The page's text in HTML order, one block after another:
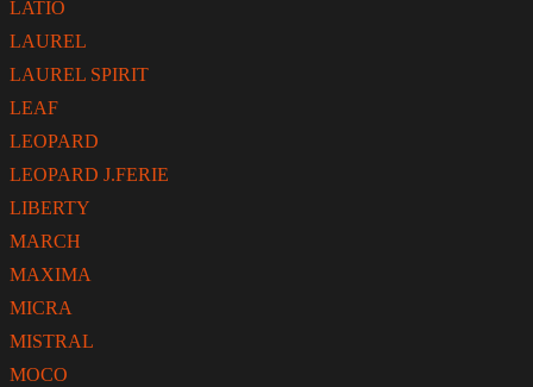
LATIO
LAUREL
LAUREL SPIRIT
LEAF
LEOPARD
LEOPARD J.FERIE
LIBERTY
MARCH
MAXIMA
MICRA
MISTRAL
MOCO